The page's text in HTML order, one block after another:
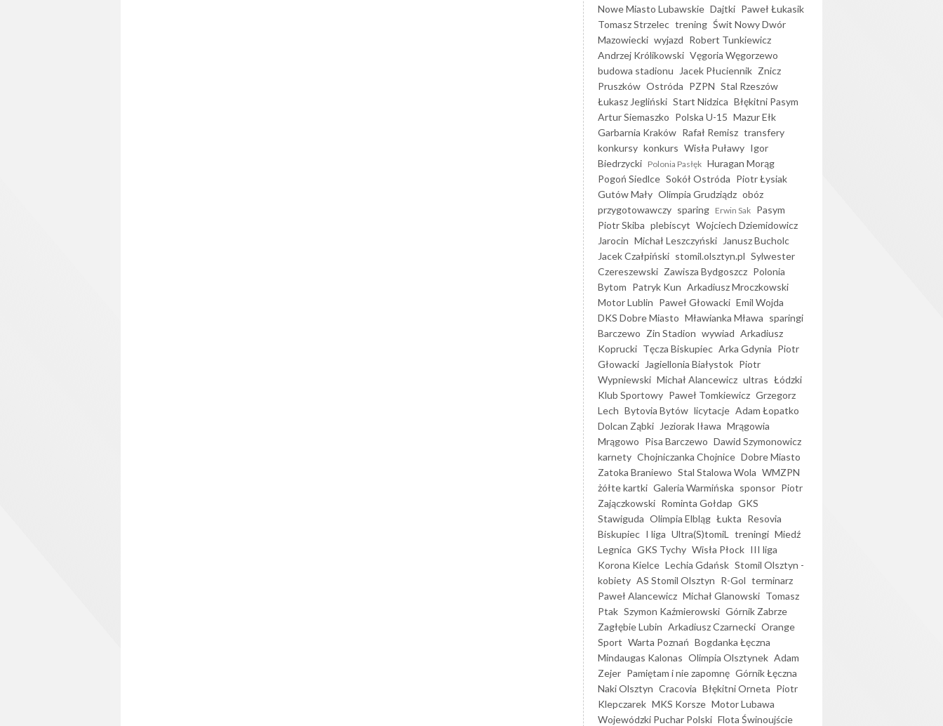
Nowe Miasto Lubawskie Dajtki Paweł Łukasik
Tomasz Strzelec trening Świt Nowy Dwór
Mazowiecki wyjazd Robert Tunkiewicz
Andrzej Królikowski Vęgoria Węgorzewo
budowa stadionu
Jacek Płuciennik Znicz
Pruszków Ostróda PZPN Stal Rzeszów
Łukasz Jegliński Start Nidzica Błękitni Pasym
Artur Siemaszko Polska U-15 Mazur Ełk
Garbarnia Kraków Rafał Remisz transfery
konkursy konkurs Wisła Puławy Igor
Biedrzycki Polonia Pasłęk Huragan Morąg
Pogoń Siedlce Sokół Ostróda Piotr Łysiak
Gutów Mały Olimpia Grudziądz obóz
przygotowawczy sparing Erwin Sak Pasym
Piotr Skiba plebiscyt Wojciech Dziemidowicz
Jarocin Michał Leszczyński
Janusz Bucholc
Jacek Czałpiński stomil.olsztyn.pl Sylwester
Czereszewski Zawisza Bydgoszcz Polonia
Bytom Patryk Kun Arkadiusz Mroczkowski
Motor Lublin Paweł Głowacki Emil Wojda
DKS Dobre Miasto Mławianka Mława sparingi
Barczewo Zin Stadion wywiad Arkadiusz
Koprucki Tęcza Biskupiec Arka Gdynia Piotr
Głowacki
Jagiellonia Białystok Piotr
Wypniewski Michał Alancewicz ultras Łódzki
Klub Sportowy Paweł Tomkiewicz Grzegorz
Lech Bytovia Bytów licytacje Adam Łopatko
Dolcan Ząbki
Jeziorak Iława Mrągowia
Mrągowo Pisa Barczewo Dawid Szymonowicz
karnety Chojniczanka Chojnice Dobre Miasto
Zatoka Braniewo Stal Stalowa Wola WMZPN
żółte kartki Galeria Warmińska sponsor Piotr
Zajączkowski Rominta Gołdap GKS
Stawiguda Olimpia Elbląg Łukta Resovia
Biskupiec I liga Ultra(S)tomiL treningi Miedź
Legnica GKS Tychy Wisła Płock III liga
Korona Kielce Lechia Gdańsk Stomil Olsztyn -
kobiety AS Stomil Olsztyn R-Gol terminarz
Paweł Alancewicz Michał Glanowski Tomasz
Ptak Szymon Kaźmierowski Górnik Zabrze
Zagłębie Lubin Arkadiusz Czarnecki Orange
Sport Warta Poznań Bogdanka Łęczna
Mindaugas Kalonas Olimpia Olsztynek Adam
Zejer Pamiętam i nie zapomnę Górnik Łęczna
Naki Olsztyn Cracovia Błękitni Orneta Piotr
Klepczarek MKS Korsze Motor Lubawa
Wojewódzki Puchar Polski Flota Świnoujście